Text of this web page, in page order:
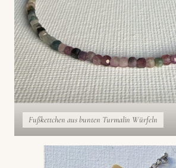
Fußkettchen aus bunten Turmalin Würfeln